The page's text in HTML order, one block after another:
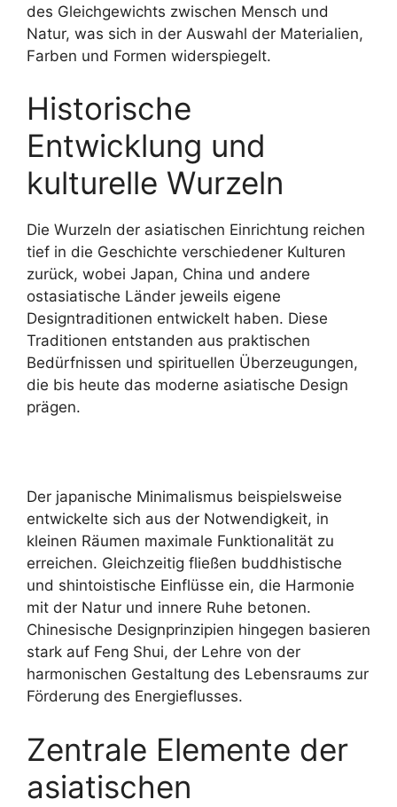
des Gleichgewichts zwischen Mensch und
Natur, was sich in der Auswahl der Materialien,
Farben und Formen widerspiegelt.
Historische
Entwicklung und
kulturelle Wurzeln
Die Wurzeln der asiatischen Einrichtung reichen
tief in die Geschichte verschiedener Kulturen
zurück, wobei Japan, China und andere
ostasiatische Länder jeweils eigene
Designtraditionen entwickelt haben. Diese
Traditionen entstanden aus praktischen
Bedürfnissen und spirituellen Überzeugungen,
die bis heute das moderne asiatische Design
prägen.
Der japanische Minimalismus beispielsweise
entwickelte sich aus der Notwendigkeit, in
kleinen Räumen maximale Funktionalität zu
erreichen. Gleichzeitig fließen buddhistische
und shintoistische Einflüsse ein, die Harmonie
mit der Natur und innere Ruhe betonen.
Chinesische Designprinzipien hingegen basieren
stark auf Feng Shui, der Lehre von der
harmonischen Gestaltung des Lebensraums zur
Förderung des Energieflusses.
Zentrale Elemente der
asiatischen